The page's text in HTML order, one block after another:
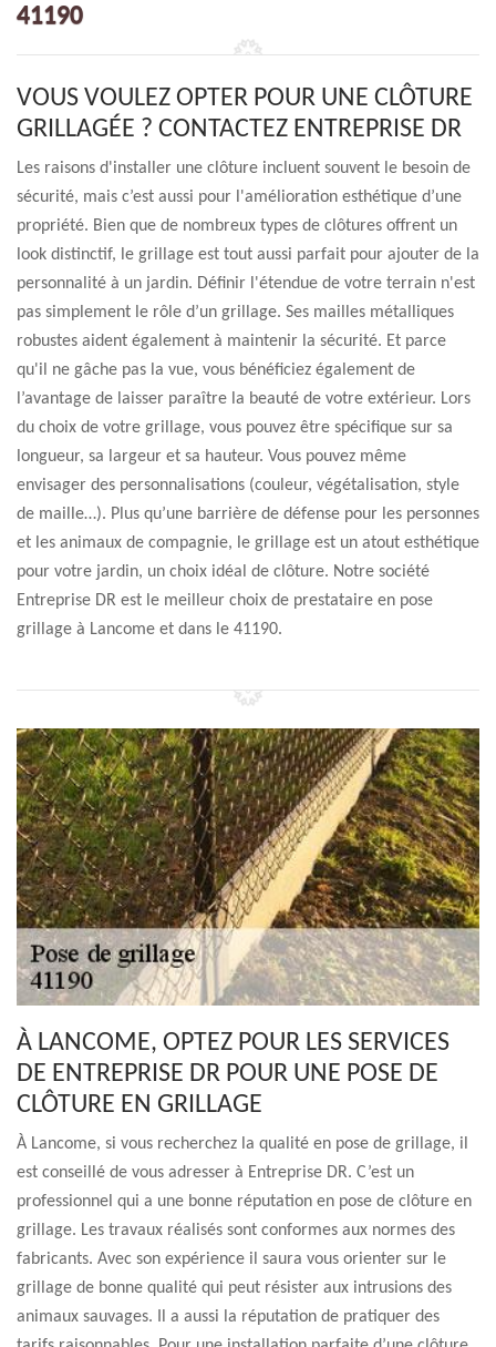
41190
VOUS VOULEZ OPTER POUR UNE CLÔTURE
GRILLAGÉE ? CONTACTEZ ENTREPRISE DR
Les raisons d'installer une clôture incluent souvent le besoin de
sécurité, mais c’est aussi pour l'amélioration esthétique d’une
propriété. Bien que de nombreux types de clôtures offrent un
look distinctif, le grillage est tout aussi parfait pour ajouter de la
personnalité à un jardin. Définir l'étendue de votre terrain n'est
pas simplement le rôle d’un grillage. Ses mailles métalliques
robustes aident également à maintenir la sécurité. Et parce
qu'il ne gâche pas la vue, vous bénéficiez également de
l’avantage de laisser paraître la beauté de votre extérieur. Lors
du choix de votre grillage, vous pouvez être spécifique sur sa
longueur, sa largeur et sa hauteur. Vous pouvez même
envisager des personnalisations (couleur, végétalisation, style
de maille…). Plus qu’une barrière de défense pour les personnes
et les animaux de compagnie, le grillage est un atout esthétique
pour votre jardin, un choix idéal de clôture. Notre société
Entreprise DR est le meilleur choix de prestataire en pose
grillage à Lancome et dans le 41190.
À LANCOME, OPTEZ POUR LES SERVICES
DE ENTREPRISE DR POUR UNE POSE DE
CLÔTURE EN GRILLAGE
À Lancome, si vous recherchez la qualité en pose de grillage, il
est conseillé de vous adresser à Entreprise DR. C’est un
professionnel qui a une bonne réputation en pose de clôture en
grillage. Les travaux réalisés sont conformes aux normes des
fabricants. Avec son expérience il saura vous orienter sur le
grillage de bonne qualité qui peut résister aux intrusions des
animaux sauvages. Il a aussi la réputation de pratiquer des